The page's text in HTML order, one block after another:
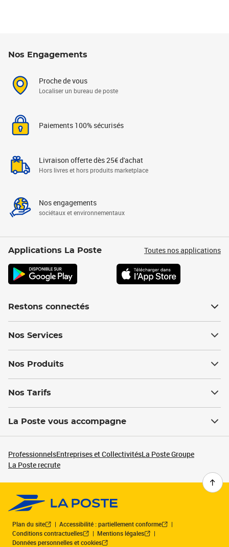
Nos Engagements
Proche de vous
Localiser un bureau de poste
Paiements 100% sécurisés
Livraison offerte dès 25€ d'achat
Hors livres et hors produits marketplace
Nos engagements
sociétaux et environnementaux
Applications La Poste Toutes nos applications
Restons connectés
Nos Services
Nos Produits
Nos Tarifs
La Poste vous accompagne
ProfessionnelsEntreprises et CollectivitésLa Poste Groupe
La Poste recrute
Plan du site
Accessibilité : partiellement conforme
Conditions contractuelles
Mentions légales
Données personnelles et cookies